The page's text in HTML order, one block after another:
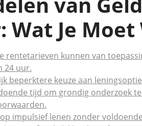
Wat Je
rentetarieven kunnen van
24 uur.
beperktere keuze aan
tijd om grondig onderzoek
impulsief lenen zonder